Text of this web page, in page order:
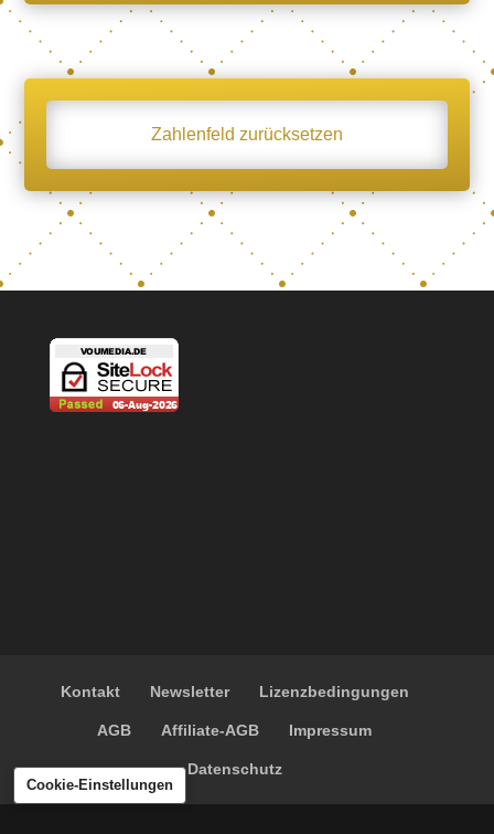
Zahlenfeld zurücksetzen
Kontakt Newsletter Lizenzbedingungen
AGB Affiliate-AGB Impressum
Datenschutz
Cookie-Einstellungen